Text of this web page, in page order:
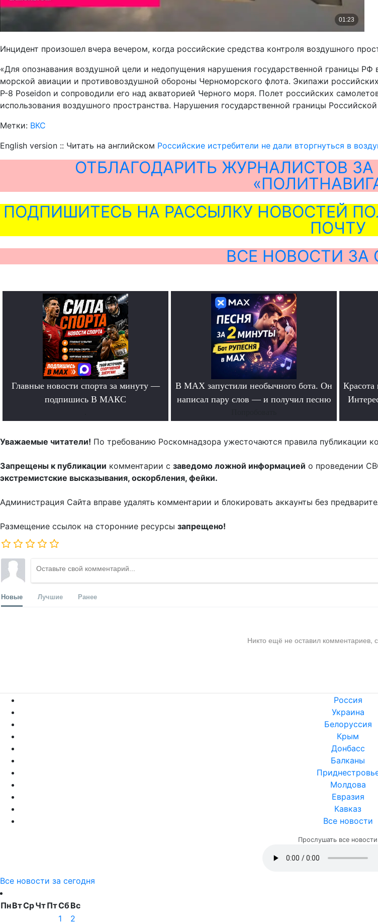
Инцидент произошел вчера вечером, когда российские средства контроля воздушного
«Для опознавания воздушной цели и недопущения нарушения государственной границы
морской авиации и противовоздушной обороны Черноморского флота. Экипажи
P-8 Poseidon и сопроводили его над акваторией Черного моря. Полет российских
использования воздушного пространства. Нарушения государственной границы
Метки: ВКС
English version :: Читать на английском Российские истребители не дали вторгнуться в
ОТБЛАГОДАРИТЬ ЖУРНАЛИСТОВ
ПОДПИШИТЕСЬ НА РАССЫЛКУ НОВОСТЕЙ
ПОЧТУ
ВСЕ НОВОСТИ ЗА
Главные новости спорта за минуту —
подпишись В МАКС
В MAX запустили необычного бота. Он
написал пару слов — и получил песню
Красота
Уважаемые читатели! По требованию Роскомнадзора ужесточаются правила публикации
Запрещены к публикации комментарии с заведомо ложной информацией о проведении
экстремистские высказывания, оскорбления, фейки.
Администрация Сайта вправе удалять комментарии и блокировать аккаунты без
Размещение ссылок на сторонние ресурсы запрещено!
Новые Лучшие Ранее
Никто ещё не оставил комментариев,
Россия
Украина
Белоруссия
Крым
Донбасс
Балканы
Молдова
Евразия
Кавказ
Все новости
Прослушать все новости
Все новости за сегодня
ПнВтСрЧтПтСбВс
1
2